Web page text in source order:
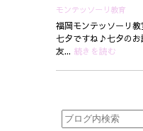
モンテッソーリ教育
福岡モンテッソーリ
七夕ですね♪七夕のお
友... 続きを読む